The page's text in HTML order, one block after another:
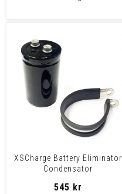
XSCharge Battery Eliminator
Condensator
545 kr